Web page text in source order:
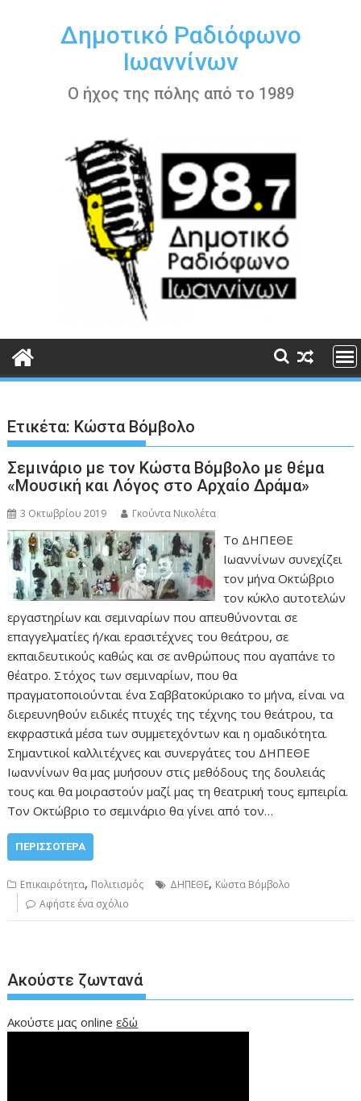
περιεχόμενοΔημοτικό Ραδιόφωνο
Ιωαννίνων
Ο ήχος της πόλης από το 1989
Ετικέτα: Κώστα Βόμβολο
Σεμινάριο με τον Κώστα Βόμβολο με θέμα
«Μουσική και Λόγος στο Αρχαίο Δράμα»
3 Οκτωβρίου 2019 Γκούντα Νικολέτα
Το ΔΗΠΕΘΕ
Ιωαννίνων συνεχίζει
τον μήνα Οκτώβριο
τον κύκλο αυτοτελών
εργαστηρίων και σεμιναρίων που απευθύνονται σε
επαγγελματίες ή/και ερασιτέχνες του θεάτρου, σε
εκπαιδευτικούς καθώς και σε ανθρώπους που αγαπάνε το
θέατρο. Στόχος των σεμιναρίων, που θα
πραγματοποιούνται ένα Σαββατοκύριακο το μήνα, είναι να
διερευνηθούν ειδικές πτυχές της τέχνης του θεάτρου, τα
εκφραστικά μέσα των συμμετεχόντων και η ομαδικότητα.
Σημαντικοί καλλιτέχνες και συνεργάτες του ΔΗΠΕΘΕ
Ιωαννίνων θα μας μυήσουν στις μεθόδους της δουλειάς
τους και θα μοιραστούν μαζί μας τη θεατρική τους εμπειρία.
Τον Οκτώβριο το σεμινάριο θα γίνει από τον…
ΠΕΡΙΣΣΌΤΕΡΑ
Επικαιρότητα, Πολιτισμός ΔΗΠΕΘΕ, Κώστα Βόμβολο
Αφήστε ένα σχόλιο
Ακούστε ζωντανά
Ακούστε μας onlineεδώ